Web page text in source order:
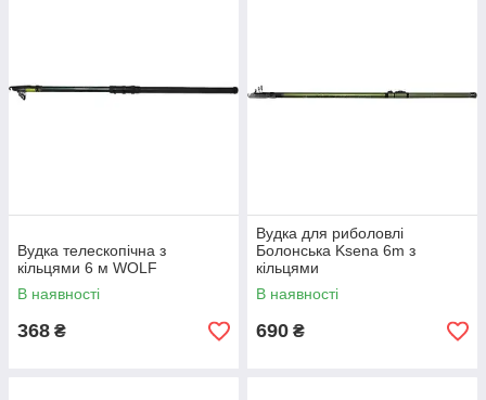
Вудка телескопічна з
кільцями 6 м WOLF
В наявності
368 ₴
Вудка для риболовлі
Болонська Ksena 6m з
кільцями
В наявності
690 ₴